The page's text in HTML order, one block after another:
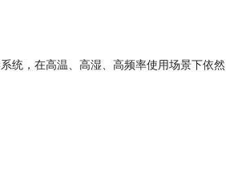
统，在高温、高湿、高频率使用场景下依然